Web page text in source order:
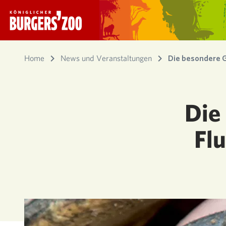
- Startseite
Home News und Veranstaltungen Die besondere